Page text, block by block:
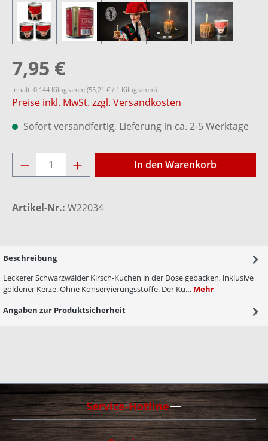
7,95 €
Inhalt: 0.144 Kilogramm (55,21 € / 1 Kilogramm)
Preise inkl. MwSt. zzgl. Versandkosten
Sofort versandfertig, Lieferung in ca. 2-5 Werktage
Produkt Anzahl: Gib den gewünschten
In den Warenkorb
Artikel-Nr.: W22034
Beschreibung
Leckerer Schwarzwälder Kirsch-Kuchen in der Dose gebacken, inklusive
goldener Kerze. Ohne Konservierungsstoffe. Der Ku… Mehr
Angaben zur Produktsicherheit
Service-Hotline